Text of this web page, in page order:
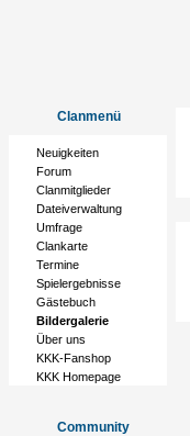
Clanmenü
Neuigkeiten
Forum
Clanmitglieder
Dateiverwaltung
Umfrage
Clankarte
Termine
Spielergebnisse
Gästebuch
Bildergalerie
Über uns
KKK-Fanshop
KKK Homepage
Community